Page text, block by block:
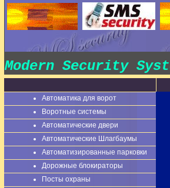
Modern Security
Автоматика для ворот
Воротные системы
Автоматические двери
Автоматические Шлагбаумы
Автоматизированные парковки
Дорожные блокираторы
Посты охраны